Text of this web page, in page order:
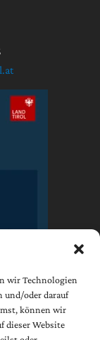
wir Technologien
und/oder darauf
können wir
dieser Website